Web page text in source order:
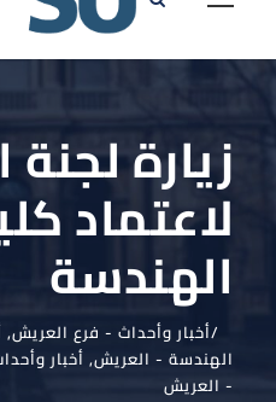
زيارة
لاعتماد
الهندسة
أخبار وأحداث - فرع العريش,
الهندسة - العريش, أخبار
- العريش